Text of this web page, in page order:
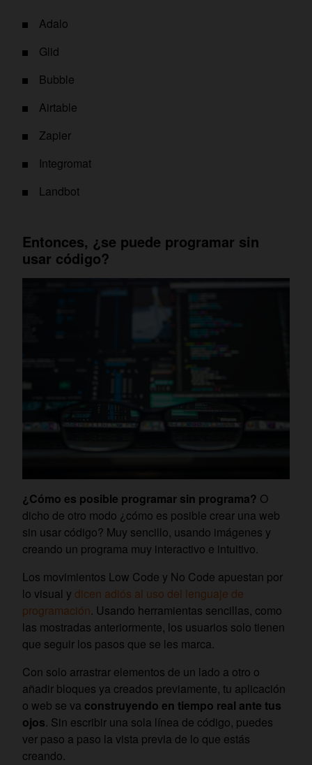
Adalo
Glid‍
Bubble
Airtable
Zapier
Integromat
Landbot
Entonces, ¿se puede programar sin
usar código?
¿Cómo es posible programar sin programa? O
dicho de otro modo ¿cómo es posible crear una web
sin usar código? Muy sencillo, usando imágenes y
creando un programa muy interactivo e intuitivo.
Los movimientos Low Code y No Code apuestan por
lo visual y dicen adiós al uso del lenguaje de
programación. Usando herramientas sencillas, como
las mostradas anteriormente, los usuarios solo tienen
que seguir los pasos que se les marca.
Con solo arrastrar elementos de un lado a otro o
añadir bloques ya creados previamente, tu aplicación
o web se va construyendo en tiempo real ante tus
ojos. Sin escribir una sola línea de código, puedes
ver paso a paso la vista previa de lo que estás
creando.